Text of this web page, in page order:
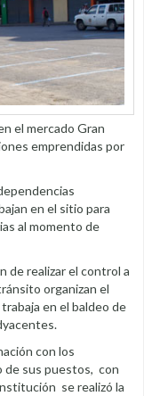
el mercado Gran
emprendidas por
en el sitio para
al momento de
de realizar el control a
organizan el
en el baldeo de
con los
de sus puestos, con
se realizó la